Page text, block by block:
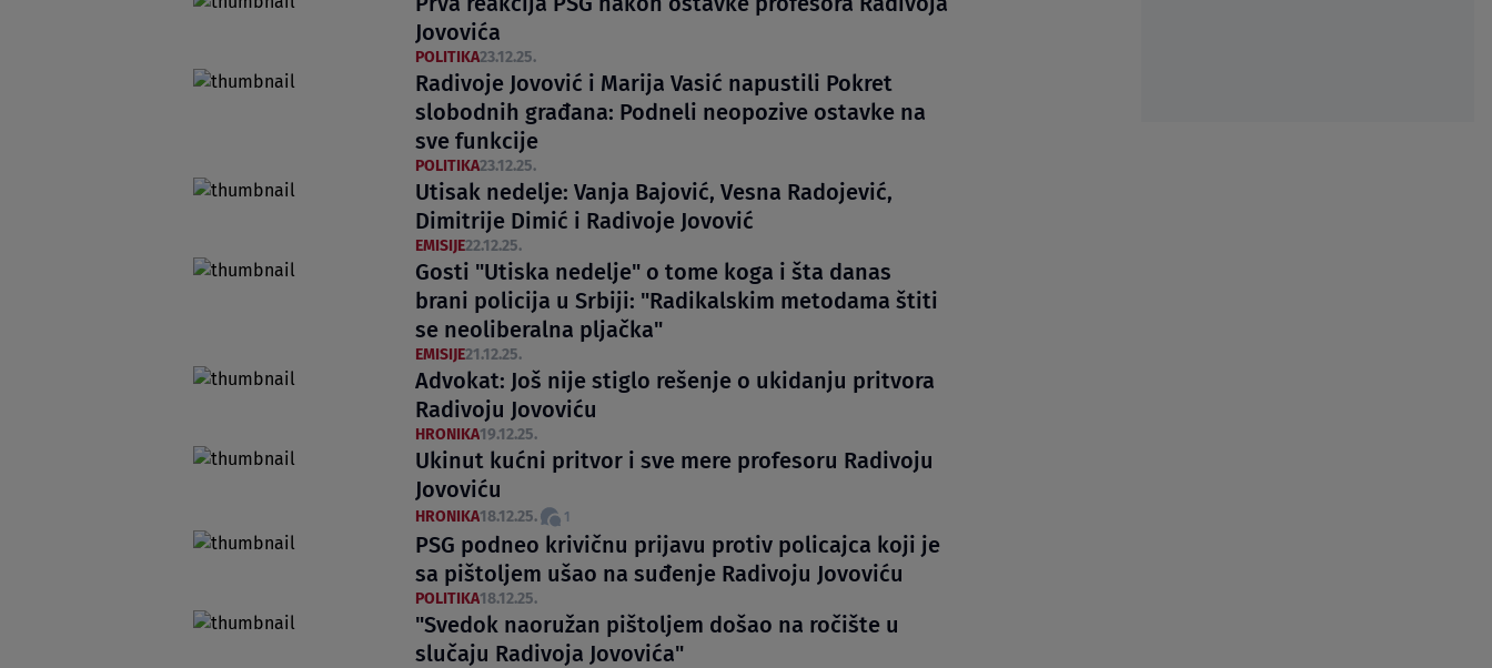
Jovovića
POLITIKA23.12.25.
Radivoje Jovović i Marija Vasić napustili Pokret
slobodnih građana: Podneli neopozive ostavke na
sve funkcije
POLITIKA23.12.25.
Utisak nedelje: Vanja Bajović, Vesna Radojević,
Dimitrije Dimić i Radivoje Jovović
EMISIJE22.12.25.
Gosti "Utiska nedelje" o tome koga i šta danas
brani policija u Srbiji: "Radikalskim metodama štiti
se neoliberalna pljačka"
EMISIJE21.12.25.
Advokat: Još nije stiglo rešenje o ukidanju pritvora
Radivoju Jovoviću
HRONIKA19.12.25.
Ukinut kućni pritvor i sve mere profesoru Radivoju
Jovoviću
HRONIKA18.12.25. 1
PSG podneo krivičnu prijavu protiv policajca koji je
sa pištoljem ušao na suđenje Radivoju Jovoviću
POLITIKA18.12.25.
"Svedok naoružan pištoljem došao na ročište u
slučaju Radivoja Jovovića"